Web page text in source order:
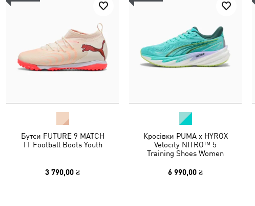
Бутси FUTURE 9 MATCH
TT Football Boots Youth
3 790,00 ₴
Кросівки PUMA x HYROX
Velocity NITRO™ 5
Training Shoes Women
6 990,00 ₴